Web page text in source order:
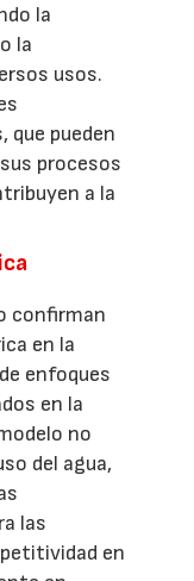
la
la
usos.
que pueden
procesos
a la
confirman
en la
enfoques
en la
no
del agua,
las
en